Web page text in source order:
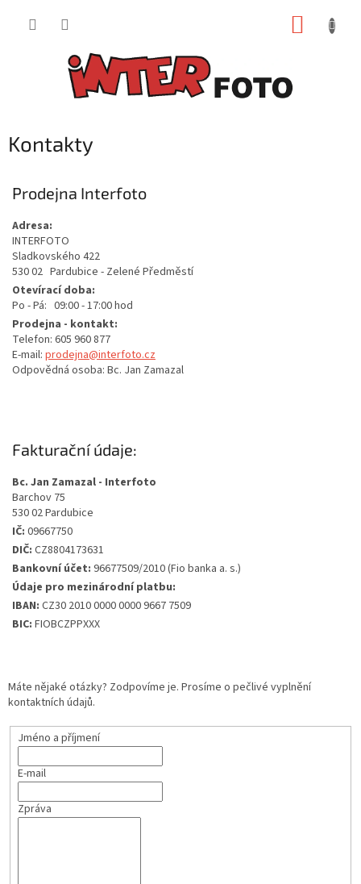
Kontakty
Prodejna Interfoto
Adresa:
INTERFOTO
Sladkovského 422
530 02 Pardubice - Zelené Předměstí
Otevírací doba:
Po - Pá: 09:00 - 17:00 hod
Prodejna - kontakt:
Telefon: 605 960 877
E-mail: prodejna@interfoto.cz
Odpovědná osoba: Bc. Jan Zamazal
Fakturační údaje:
Bc. Jan Zamazal - Interfoto
Barchov 75
530 02 Pardubice
IČ: 09667750
DIČ: CZ8804173631
Bankovní účet: 96677509/2010 (Fio banka a. s.)
Údaje pro mezinárodní platbu:
IBAN: CZ30 2010 0000 0000 9667 7509
BIC: FIOBCZPPXXX
Máte nějaké otázky? Zodpovíme je. Prosíme o pečlivé vyplnění
kontaktních údajů.
Jméno a příjmení
E-mail
Zpráva